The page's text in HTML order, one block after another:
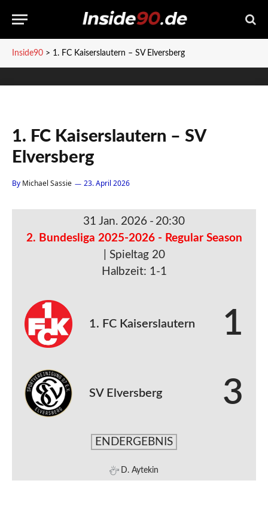
Inside90 > 1. FC Kaiserslautern – SV Elversberg
1. FC Kaiserslautern – SV
Elversberg
By Michael Sassie 23. April 2026
31 Jan. 2026 - 20:30
2. Bundesliga 2025-2026 - Regular Season
| Spieltag 20
Halbzeit: 1-1
1. FC Kaiserslautern 1
SV Elversberg 3
ENDERGEBNIS
D. Aytekin